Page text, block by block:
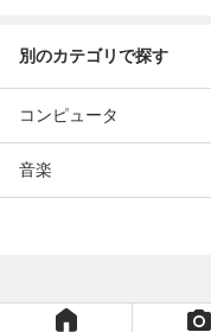
別のカテゴリで探す
コンピュータ
音楽